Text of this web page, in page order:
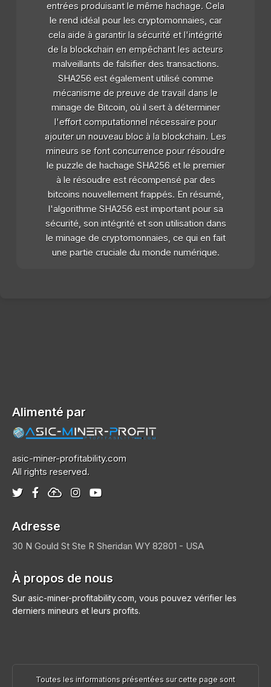
entrées produisant le même hachage. Cela
le rend idéal pour les cryptomonnaies, car
cela aide à garantir la sécurité et l'intégrité
de la blockchain en empêchant les acteurs
malveillants de falsifier des transactions.
SHA256 est également utilisé comme
mécanisme de preuve de travail dans le
minage de Bitcoin, où il sert à déterminer
l'effort computationnel nécessaire pour
ajouter un nouveau bloc à la blockchain. Les
mineurs se font concurrence pour résoudre
le puzzle de hachage SHA256 et le premier
à le résoudre est récompensé par des
bitcoins nouvellement frappés. En résumé,
l'algorithme SHA256 est important pour sa
sécurité, son intégrité et son utilisation dans
le minage de cryptomonnaies, ce qui en fait
une partie cruciale du monde numérique.
Alimenté par
asic-miner-profitability.com
All rights reserved.
Adresse
30 N Gould St Ste R Sheridan WY 82801 - USA
À propos de nous
Sur asic-miner-profitability.com, vous pouvez vérifier les
derniers mineurs et leurs profits.
Toutes les informations présentées sur cette page sont